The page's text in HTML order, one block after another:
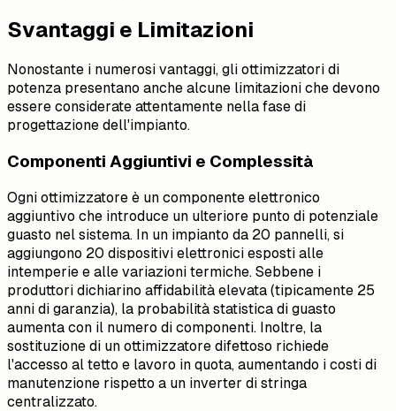
Svantaggi e Limitazioni
Nonostante i numerosi vantaggi, gli ottimizzatori di
potenza presentano anche alcune limitazioni che devono
essere considerate attentamente nella fase di
progettazione dell'impianto.
Componenti Aggiuntivi e Complessità
Ogni ottimizzatore è un componente elettronico
aggiuntivo che introduce un ulteriore punto di potenziale
guasto nel sistema. In un impianto da 20 pannelli, si
aggiungono 20 dispositivi elettronici esposti alle
intemperie e alle variazioni termiche. Sebbene i
produttori dichiarino affidabilità elevata (tipicamente 25
anni di garanzia), la probabilità statistica di guasto
aumenta con il numero di componenti. Inoltre, la
sostituzione di un ottimizzatore difettoso richiede
l'accesso al tetto e lavoro in quota, aumentando i costi di
manutenzione rispetto a un inverter di stringa
centralizzato.